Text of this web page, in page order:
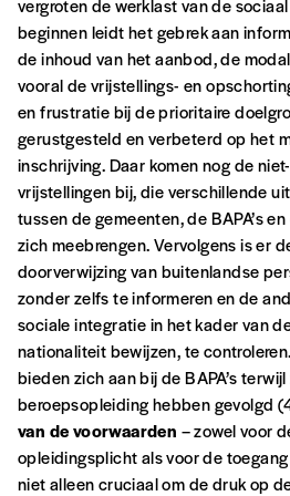
vergroten de werklast van de
beginnen leidt het gebrek aan
de inhoud van het aanbod, de
vooral de vrijstellings- en
en frustratie bij de prioritaire
gerustgesteld en verbeterd op het
inschrijving. Daar komen nog de
vrijstellingen bij, die verschillende
tussen de gemeenten, de BAPA’s
zich meebrengen. Vervolgens is er
doorverwijzing van buitenlandse
zonder zelfs te informeren en de
sociale integratie in het kader van
nationaliteit bewijzen, te
bieden zich aan bij de BAPA’s
beroepsopleiding hebben gevolgd
van de voorwaarden – zowel voor
opleidingsplicht als voor de
niet alleen cruciaal om de druk op